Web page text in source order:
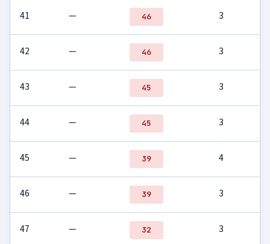
41 — 46 3
42 — 46 3
43 — 45 3
44 — 45 3
45 — 39 4
46 — 39 3
47 — 32 3